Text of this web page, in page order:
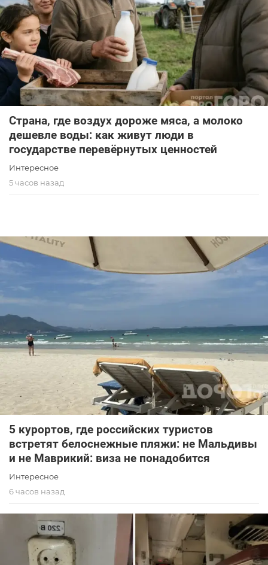
Страна, где воздух дороже мяса, а молоко
дешевле воды: как живут люди в
государстве перевёрнутых ценностей
Интересное
5 часов назад
5 курортов, где российских туристов
встретят белоснежные пляжи: не Мальдивы
и не Маврикий: виза не понадобится
Интересное
6 часов назад